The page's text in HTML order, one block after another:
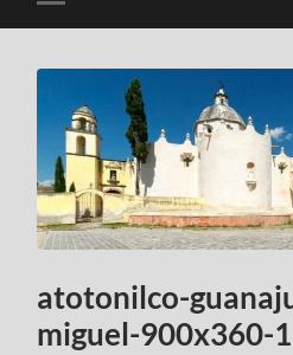
Alternar
el
móvil
atotonilco-
miguel-900x360-